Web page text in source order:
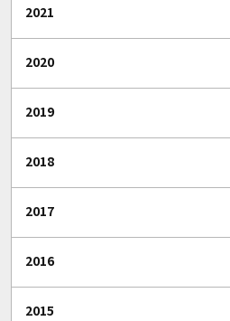
2021
2020
2019
2018
2017
2016
2015